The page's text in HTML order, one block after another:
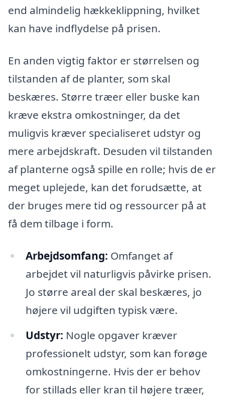
end almindelig hækkeklippning, hvilket
kan have indflydelse på prisen.
En anden vigtig faktor er størrelsen og
tilstanden af de planter, som skal
beskæres. Større træer eller buske kan
kræve ekstra omkostninger, da det
muligvis kræver specialiseret udstyr og
mere arbejdskraft. Desuden vil tilstanden
af planterne også spille en rolle; hvis de er
meget uplejede, kan det forudsætte, at
der bruges mere tid og ressourcer på at
få dem tilbage i form.
Arbejdsomfang: Omfanget af
arbejdet vil naturligvis påvirke prisen.
Jo større areal der skal beskæres, jo
højere vil udgiften typisk være.
Udstyr: Nogle opgaver kræver
professionelt udstyr, som kan forøge
omkostningerne. Hvis der er behov
for stillads eller kran til højere træer,